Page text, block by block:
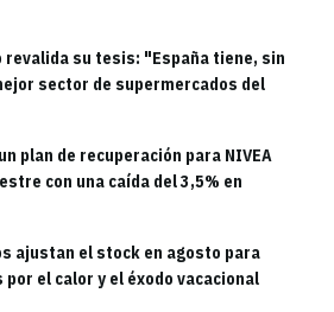
revalida su tesis: "España tiene, sin
sector de supermercados del
plan de recuperación para NIVEA
con una caída del 3,5% en
ajustan el stock en agosto para
el calor y el éxodo vacacional